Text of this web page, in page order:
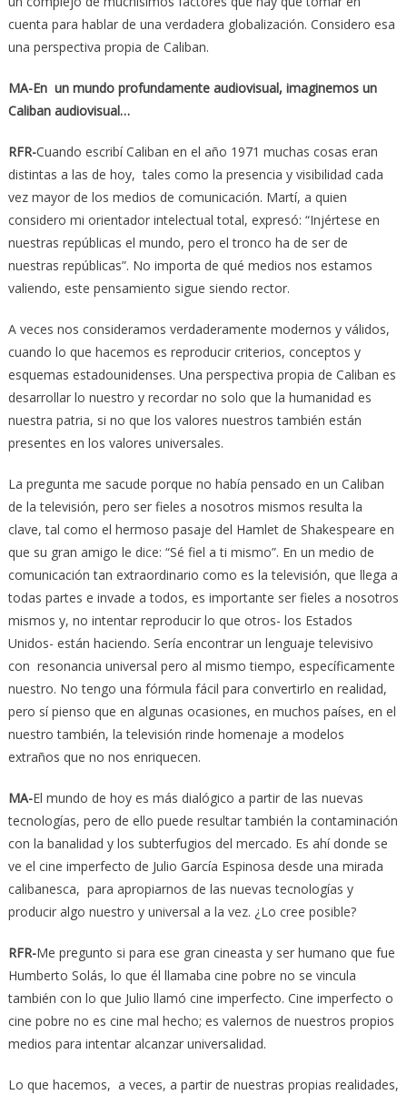
cuenta para hablar de una verdadera globalización. Considero esa
una perspectiva propia de Caliban.
MA-En un mundo profundamente audiovisual, imaginemos un
Caliban audiovisual…
RFR-Cuando escribí Caliban en el año 1971 muchas cosas eran
distintas a las de hoy, tales como la presencia y visibilidad cada
vez mayor de los medios de comunicación. Martí, a quien
considero mi orientador intelectual total, expresó: “Injértese en
nuestras repúblicas el mundo, pero el tronco ha de ser de
nuestras repúblicas”. No importa de qué medios nos estamos
valiendo, este pensamiento sigue siendo rector.
A veces nos consideramos verdaderamente modernos y válidos,
cuando lo que hacemos es reproducir criterios, conceptos y
esquemas estadounidenses. Una perspectiva propia de Caliban es
desarrollar lo nuestro y recordar no solo que la humanidad es
nuestra patria, si no que los valores nuestros también están
presentes en los valores universales.
La pregunta me sacude porque no había pensado en un Caliban
de la televisión, pero ser fieles a nosotros mismos resulta la
clave, tal como el hermoso pasaje del Hamlet de Shakespeare en
que su gran amigo le dice: “Sé fiel a ti mismo”. En un medio de
comunicación tan extraordinario como es la televisión, que llega a
todas partes e invade a todos, es importante ser fieles a nosotros
mismos y, no intentar reproducir lo que otros- los Estados
Unidos- están haciendo. Sería encontrar un lenguaje televisivo
con resonancia universal pero al mismo tiempo, específicamente
nuestro. No tengo una fórmula fácil para convertirlo en realidad,
pero sí pienso que en algunas ocasiones, en muchos países, en el
nuestro también, la televisión rinde homenaje a modelos
extraños que no nos enriquecen.
MA-El mundo de hoy es más dialógico a partir de las nuevas
tecnologías, pero de ello puede resultar también la contaminación
con la banalidad y los subterfugios del mercado. Es ahí donde se
ve el cine imperfecto de Julio García Espinosa desde una mirada
calibanesca, para apropiarnos de las nuevas tecnologías y
producir algo nuestro y universal a la vez. ¿Lo cree posible?
RFR-Me pregunto si para ese gran cineasta y ser humano que fue
Humberto Solás, lo que él llamaba cine pobre no se vincula
también con lo que Julio llamó cine imperfecto. Cine imperfecto o
cine pobre no es cine mal hecho; es valernos de nuestros propios
medios para intentar alcanzar universalidad.
Lo que hacemos, a veces, a partir de nuestras propias realidades,